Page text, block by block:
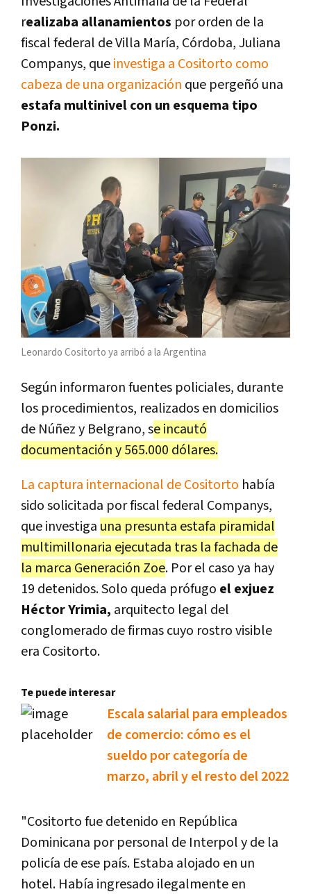
realizaba allanamientos por orden de la
fiscal federal de Villa María, Córdoba, Juliana
Companys, queinvestiga a Cositorto como
cabeza de una organización que pergeñó una
estafa multinivel con un esquema tipo
Ponzi.
Leonardo Cositorto ya arribó a la Argentina
Según informaron fuentes policiales, durante
los procedimientos, realizados en domicilios
de Núñez y Belgrano, se incautó
documentación y 565.000 dólares.
La captura internacional de Cositorto había
sido solicitada por fiscal federal Companys,
que investiga una presunta estafa piramidal
multimillonaria ejecutada tras la fachada de
la marca Generación Zoe. Por el caso ya hay
19 detenidos. Solo queda prófugo el exjuez
Héctor Yrimia, arquitecto legal del
conglomerado de firmas cuyo rostro visible
era Cositorto.
Te puede interesar
Escala salarial para empleados
de comercio: cómo es el
sueldo por categoría de
marzo, abril y el resto del 2022
"Cositorto fue detenido en República
Dominicana por personal de Interpol y de la
policía de ese país. Estaba alojado en un
hotel. Había ingresado ilegalmente en